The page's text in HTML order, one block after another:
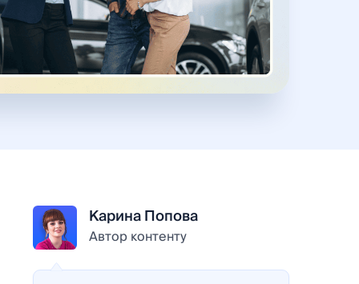
Карина Попова
Автор контенту